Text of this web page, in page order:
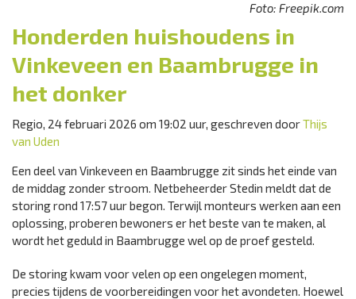
Foto: Freepik.com
Honderden huishoudens in
Vinkeveen en Baambrugge in
het donker
Regio, 24 februari 2026 om 19:02 uur, geschreven doorThijs
van Uden
Een deel van Vinkeveen en Baambrugge zit sinds het einde van
de middag zonder stroom. Netbeheerder Stedin meldt dat de
storing rond 17:57 uur begon. Terwijl monteurs werken aan een
oplossing, proberen bewoners er het beste van te maken, al
wordt het geduld in Baambrugge wel op de proef gesteld.
De storing kwam voor velen op een ongelegen moment,
precies tijdens de voorbereidingen voor het avondeten. Hoewel